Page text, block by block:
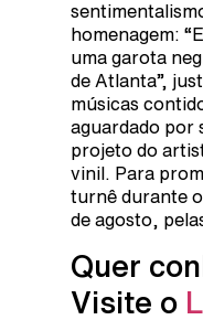
homenagem:
uma garota
de Atlanta”,
músicas
aguardado por
projeto do
vinil. Para
turnê durante
de agosto,
Quer
Visite o